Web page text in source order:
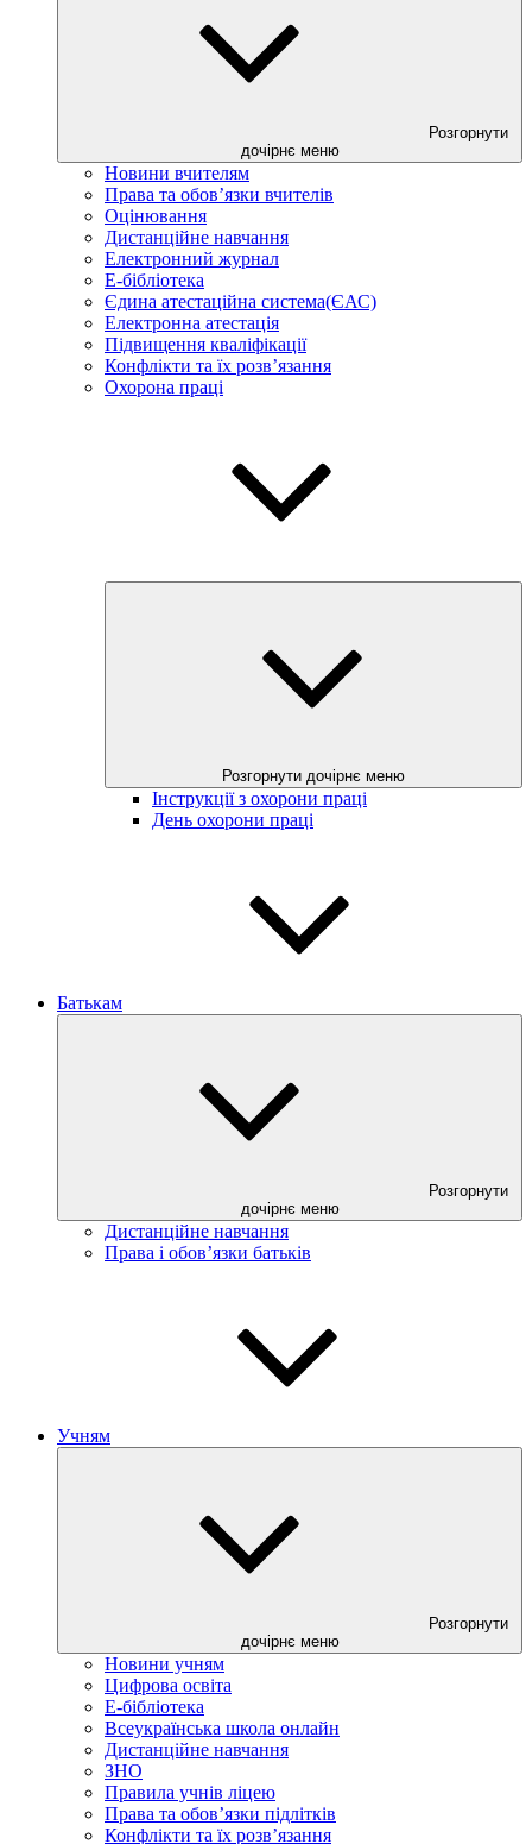
Розгорнути
дочірнє меню
Новини вчителям
Права та обов’язки вчителів
Оцінювання
Дистанційне навчання
Електронний журнал
E-бібліотека
Єдина атестаційна система(ЄАС)
Електронна атестація
Підвищення кваліфікації
Конфлікти та їх розв’язання
Охорона праці
Розгорнути дочірнє меню
Інструкції з охорони праці
День охорони праці
Батькам
Розгорнути
дочірнє меню
Дистанційне навчання
Права і обов’язки батьків
Учням
Розгорнути
дочірнє меню
Новини учням
Цифрова освіта
E-бібліотека
Всеукраїнська школа онлайн
Дистанційне навчання
ЗНО
Правила учнів ліцею
Права та обов’язки підлітків
Конфлікти та їх розв’язання